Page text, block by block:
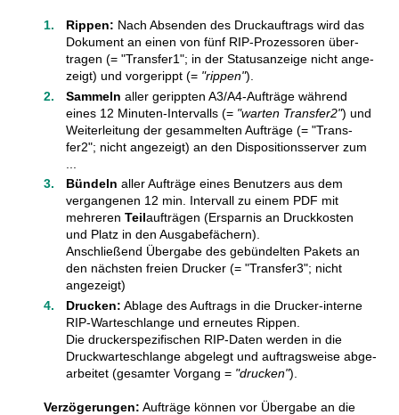
Rippen: Nach Absenden des Druck­auftrags wird das
Doku­ment an einen von fünf RIP-Prozes­soren über­
tragen (= "Trans­fer1"; in der Status­anzeige nicht ange­
zeigt) und vorgerippt (= "rippen").
Sammeln aller gerippten A3/A4-Aufträge während
eines 12 Minuten-Inter­valls (= "warten Trans­fer2") und
Weiter­leitung der gesam­melten Aufträge (= "Trans­
fer2"; nicht ange­zeigt) an den Disposi­tions­server zum
Bündeln aller Aufträge eines Benutzers aus dem
vergangenen 12 min. Intervall zu einem PDF mit
mehreren Teil­aufträgen (Ersparnis an Druck­kosten
und Platz in den Ausgabefächern).
Anschließend Übergabe des gebün­delten Pakets an
den näch­sten freien Drucker (= "Trans­fer3"; nicht
angezeigt)
Drucken: Ablage des Auftrags in die Drucker-interne
RIP-Warte­schlange und erneutes Rippen.
Die druckerspezifischen RIP-Daten werden in die
Druck­warte­schlange abge­legt und auftrags­weise abge­
arbeitet (gesamter Vorgang = "drucken").
Verzögerungen: Aufträge können vor Übergabe an die